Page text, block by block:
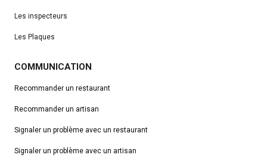
Les inspecteurs
Les Plaques
COMMUNICATION
Recommander un restaurant
Recommander un artisan
Signaler un problème avec un restaurant
Signaler un problème avec un artisan